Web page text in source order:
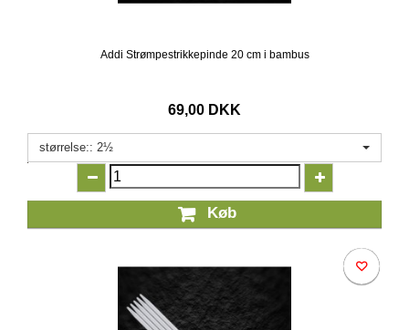
Addi Strømpestrikkepinde 20 cm i bambus
69,00 DKK
størrelse:: 2½
Køb